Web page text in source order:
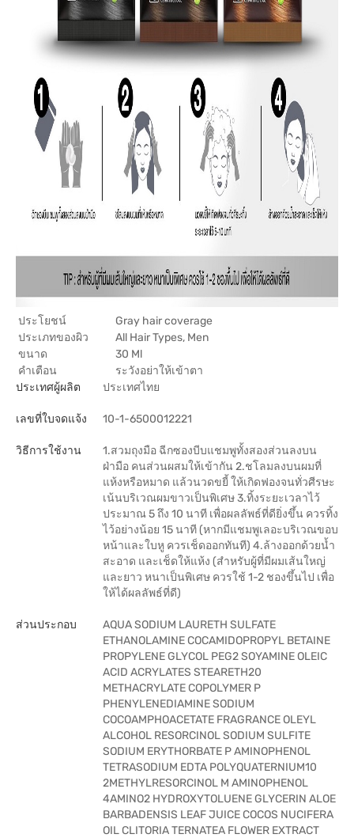
ประโยชน์
Gray hair coverage
ประเภทของผิว
All Hair Types, Men
ขนาด
30 Ml
คำเตือน
ระวังอย่าให้เข้าตา
ประเทศผู้ผลิต
ประเทศไทย
เลขที่ใบจดแจ้ง 10-1-6500012221
วิธีการใช้งาน
1.สวมถุงมือ ฉีกซองบีบแชมพูทั้งสองส่วนลงบน
ฝ่ามือ คนส่วนผสมให้เข้ากัน 2.ชโลมลงบนผมที่
แห้งหรือหมาด แล้วนวดขยี้ ให้เกิดฟองจนทั่วศีรษะ
เน้นบริเวณผมขาวเป็นพิเศษ 3.ทิ้งระยะเวลาไว้
ประมาณ 5 ถึง 10 นาที เพื่อผลลัพธ์ที่ดียิ่งขึ้น ควรทิ้ง
ไว้อย่างน้อย 15 นาที (หากมีแชมพูเลอะบริเวณขอบ
หน้าและใบหู ควรเช็ดออกทันที) 4.ล้างออกด้วยน้ำ
สะอาด และเช็ดให้แห้ง (สำหรับผู้ที่มีผมเส้นใหญ่
และยาว หนาเป็นพิเศษ ควรใช้ 1-2 ชองขึ้นไป เพื่อ
ให้ได้ผลลัพธ์ที่ดี)
ส่วนประกอบ
AQUA SODIUM LAURETH SULFATE
ETHANOLAMINE COCAMIDOPROPYL BETAINE
PROPYLENE GLYCOL PEG2 SOYAMINE OLEIC
ACID ACRYLATES STEARETH20
METHACRYLATE COPOLYMER P
PHENYLENEDIAMINE SODIUM
COCOAMPHOACETATE FRAGRANCE OLEYL
ALCOHOL RESORCINOL SODIUM SULFITE
SODIUM ERYTHORBATE P AMINOPHENOL
TETRASODIUM EDTA POLYQUATERNIUM10
2METHYLRESORCINOL M AMINOPHENOL
4AMINO2 HYDROXYTOLUENE GLYCERIN ALOE
BARBADENSIS LEAF JUICE COCOS NUCIFERA
OIL CLITORIA TERNATEA FLOWER EXTRACT